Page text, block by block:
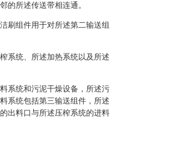
的所述传送带相连通。
刷组件用于对所述第二输送组
系统、所述加热系统以及所述
系统和污泥干燥设备，所述污
系统包括第三输送组件，所述
出料口与所述压榨系统的进料